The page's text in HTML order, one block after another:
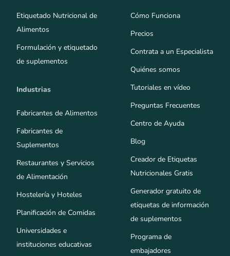
Etiquetado Nutricional de
Alimentos
Formulación y etiquetado
de suplementos
Industrias
Fabricantes de Alimentos
Fabricantes de
Suplementos
Restaurantes y Servicios
de Alimentación
Hostelería y Hoteles
Planificación de Comidas
Universidades e
instituciones educativas
Cómo Funciona
Precios
Contrata a un Especialista
Quiénes somos
Tutoriales en vídeo
Preguntas Frecuentes
Centro de Ayuda
Blog
Creador de Etiquetas
Nutricionales Gratis
Generador gratuito de
etiquetas de información
de suplementos
Programa de
embajadores